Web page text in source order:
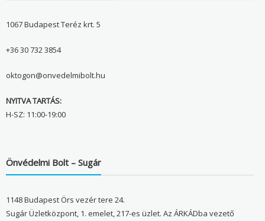
1067 Budapest Teréz krt. 5
+36 30 732 3854
oktogon@onvedelmibolt.hu
NYITVA TARTÁS:
H-SZ: 11:00-19:00
Önvédelmi Bolt – Sugár
1148 Budapest Örs vezér tere 24.
Sugár Üzletközpont, 1. emelet, 217-es üzlet. Az ÁRKÁDba vezető